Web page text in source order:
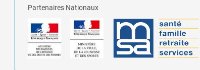
Partenaires Nationaux